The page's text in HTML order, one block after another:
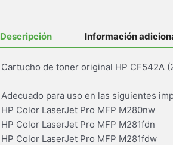
Descripción Información
Cartucho de toner original HP CF542A
Adecuado para uso en las siguientes
HP Color LaserJet Pro MFP M280nw
HP Color LaserJet Pro MFP M281fdn
HP Color LaserJet Pro MFP M281fdw